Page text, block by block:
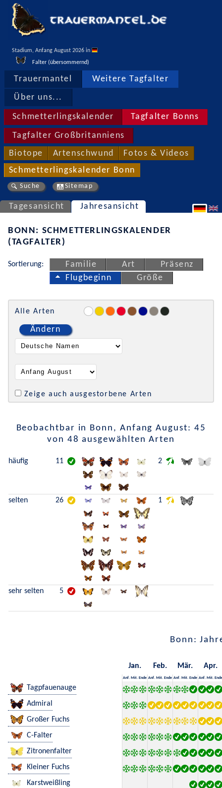
Stadium, Anfang August 2026 in
Falter (übersommernd)
Trauermantel Weitere Tagfalter
Über uns...
Schmetterlingskalender Tagfalter Bonns
Tagfalter Großbritanniens
Biotope Artenschwund Fotos & Videos
Schmetterlingskalender Bonn
Suche Sitemap
Tagesansicht Jahresansicht
BONN: SCHMETTERLINGSKALENDER
(TAGFALTER)
Sortierung: Familie Art
Präsenz
Flugbeginn
Größe
Alle Arten
Ändern
Zeige auch ausgestorbene Arten
Beobachtbar in Bonn, Anfang August: 45
von 48 ausgewählten Arten
häufig 11 2
selten 26 1
sehr selten 5
Bonn:
Jan. Feb. Mär. Apr.
Anf. Mit. Ende Anf. Mit. Ende Anf. Mit. Ende Anf. Mit. Ende
Tagpfauenauge
Admiral
Großer Fuchs
C-Falter
Zitronenfalter
Kleiner Fuchs
Karstweißling